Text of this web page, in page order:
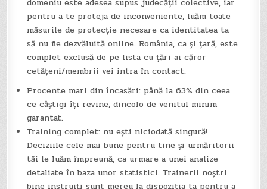
domeniu este adesea supus judecății colective, iar
pentru a te proteja de inconveniente, luăm toate
măsurile de protecție necesare ca identitatea ta
să nu fie dezvăluită online. România, ca și țară, este
complet exclusă de pe lista cu țări ai căror
cetățeni/membrii vei intra în contact.
Procente mari din încasări: până la 63% din ceea
ce câștigi îți revine, dincolo de venitul minim
garantat.
Training complet: nu ești niciodată singură!
Deciziile cele mai bune pentru tine și urmăritorii
tăi le luăm împreună, ca urmare a unei analize
detaliate în baza unor statistici. Trainerii noștri
bine instruiți sunt mereu la dispoziția ta pentru a